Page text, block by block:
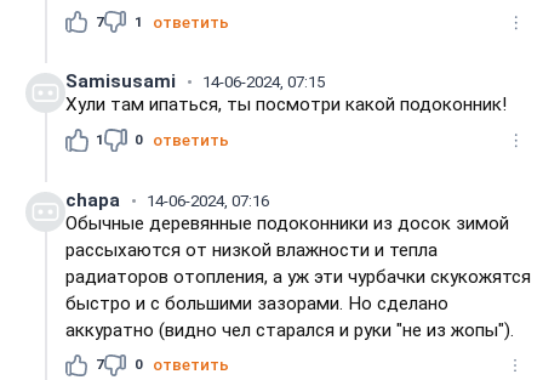
7 1 ответить
Samisusami 14-06-2024, 07:15
Хули там ипаться, ты посмотри какой подоконник!
1 0 ответить
chapa 14-06-2024, 07:16
Обычные деревянные подоконники из досок зимой
рассыхаются от низкой влажности и тепла
радиаторов отопления, а уж эти чурбачки скукожятся
быстро и с большими зазорами. Но сделано
аккуратно (видно чел старался и руки "не из жопы").
7 0 ответить